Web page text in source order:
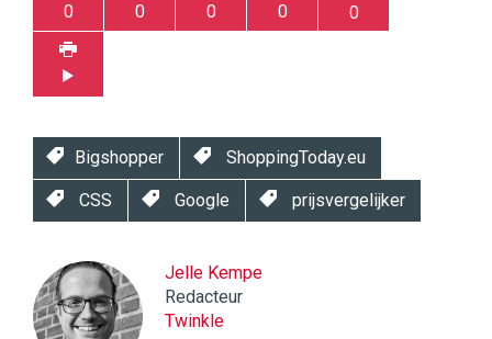
0 0 0 0 0
Bigshopper ShoppingToday.eu
CSS Google prijsvergelijker
Jelle Kempe
Redacteur
Twinkle